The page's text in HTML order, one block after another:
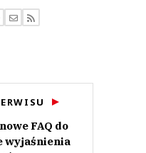
FAQ do
wyjaśnienia